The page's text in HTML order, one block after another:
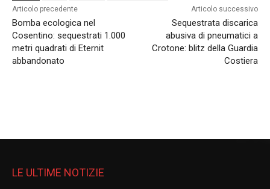
Articolo precedente
Bomba ecologica nel
Cosentino: sequestrati 1.000
metri quadrati di Eternit
abbandonato
Articolo successivo
Sequestrata discarica
abusiva di pneumatici a
Crotone: blitz della Guardia
Costiera
LE ULTIME NOTIZIE